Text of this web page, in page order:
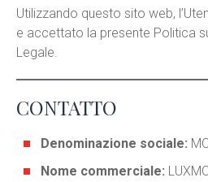
Utilizzando questo sito web,
e accettato la presente Politica
Legale.
CONTATTO
Denominazione sociale:
Nome commerciale: